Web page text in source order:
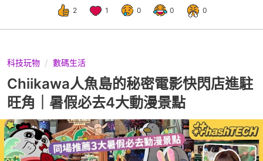
2 1 0 0 0
科技玩物 數碼生活
Chiikawa人魚島的秘密電影快閃店進駐
旺角｜暑假必去4大動漫景點